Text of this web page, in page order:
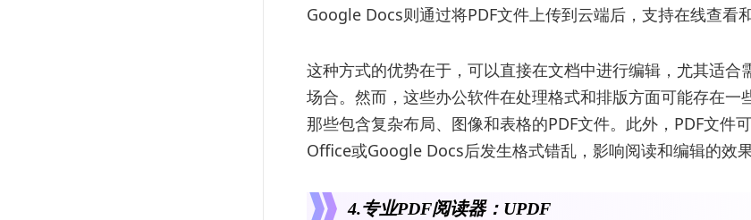
Google Docs则通过将PDF文件上传到云端后，支持在线查看和
这种方式的优势在于，可以直接在文档中进行编辑，尤其适合
场合。然而，这些办公软件在处理格式和排版方面可能存在一
那些包含复杂布局、图像和表格的PDF文件。此外，PDF文件
Office或Google Docs后发生格式错乱，影响阅读和编辑的效果
4.专业PDF阅读器：UPDF